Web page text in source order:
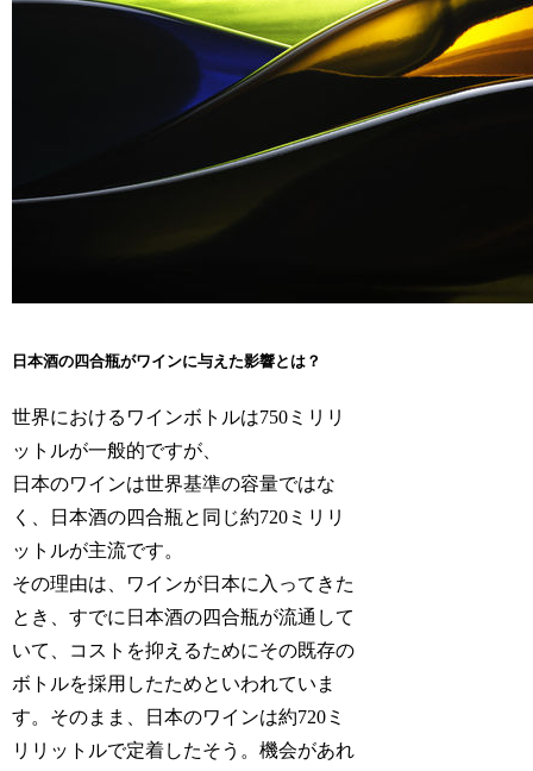
日本酒の四合瓶がワインに与えた影響とは？
世界におけるワインボトルは750ミリリ
ットルが一般的ですが、
日本のワインは世界基準の容量ではな
く、日本酒の四合瓶と同じ約720ミリリ
ットルが主流です。
その理由は、ワインが日本に入ってきた
とき、すでに日本酒の四合瓶が流通して
いて、コストを抑えるためにその既存の
ボトルを採用したためといわれていま
す。そのまま、日本のワインは約720ミ
リリットルで定着したそう。機会があれ